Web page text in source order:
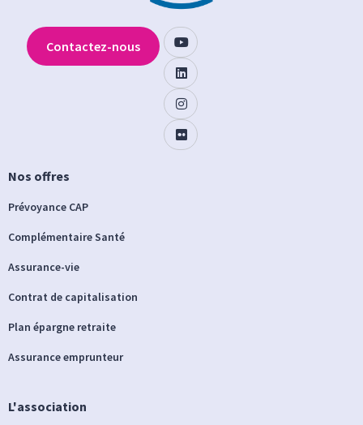
Nos offres
Prévoyance CAP
Complémentaire Santé
Assurance-vie
Contrat de capitalisation
Plan épargne retraite
Assurance emprunteur
L'association
Contactez-nous